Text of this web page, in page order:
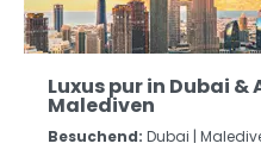
Luxus pur in Dubai
Malediven
Besuchend: Dubai |